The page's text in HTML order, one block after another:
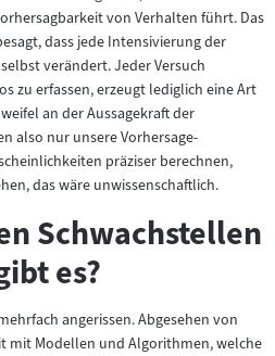
von Verhalten führt. Das
dass jede Intensivierung der
verändert. Jeder Versuch
zu erfassen, erzeugt lediglich eine Art
an der Aussagekraft der
also nur unsere Vorhersage-
präziser berechnen,
das wäre unwissenschaftlich.
Schwachstellen
es?
angerissen. Abgesehen von
mit Modellen und Algorithmen, welche